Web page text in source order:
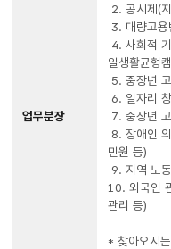
업무분장
2. 공시제(
3. 대량고용
4. 사회적
일생활균형
5. 중장년
6. 일자리
7. 중장년
8. 장애인
민원 등)
9. 지역 노
10. 외국인
관리 등)
* 찾아오시